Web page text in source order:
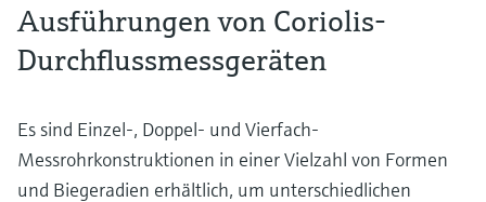
Ausführungen von Coriolis-
Durchflussmessgeräten
Es sind Einzel-, Doppel- und Vierfach-
Messrohrkonstruktionen in einer Vielzahl von Formen
und Biegeradien erhältlich, um unterschiedlichen